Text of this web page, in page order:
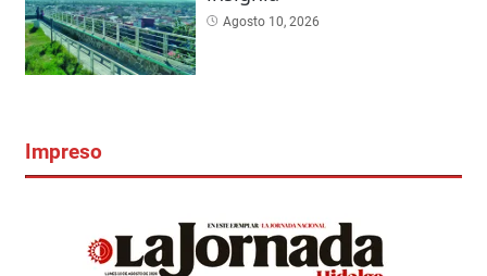
Agosto 10, 2026
Impreso